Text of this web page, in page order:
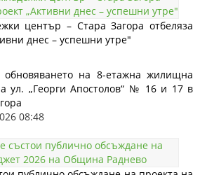
център – Стара Загора отбеляза
днес – успешни утре"
обновяването на 8-етажна жилищна
ул. „Георги Апостолов“ № 16 и 17 в
08:48